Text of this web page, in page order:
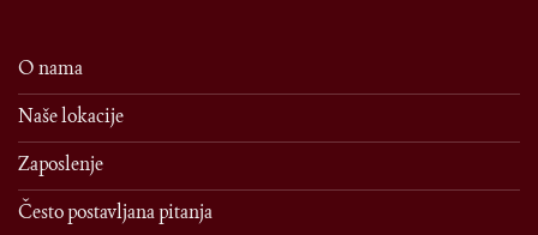
O nama
Naše lokacije
Zaposlenje
Često postavljana pitanja